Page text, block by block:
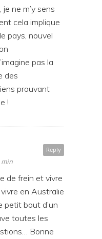
ne m’y sens
cela implique
pays, nouvel
pas la
des
prouvant
!
Reply
de frein et vivre
en Australie
petit bout d’un
toutes les
Bonne